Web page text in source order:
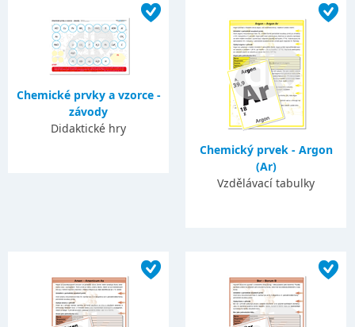
Chemické prvky a vzorce -
závody
Didaktické hry
Chemický prvek - Argon
(Ar)
Vzdělávací tabulky